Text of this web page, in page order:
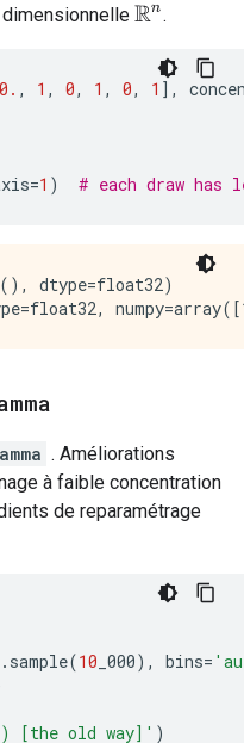
Rn .
0. , 1 , 0, 1 , 0, 1 ],
=1 ) # each draw has
dtype=float32)
. Améliorations
à faible concentration
de reparamétrage
sample(10 _000), bins=
[the old way]' )